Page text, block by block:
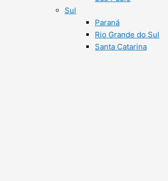
Sul
Paraná
Rio Grande do Sul
Santa Catarina